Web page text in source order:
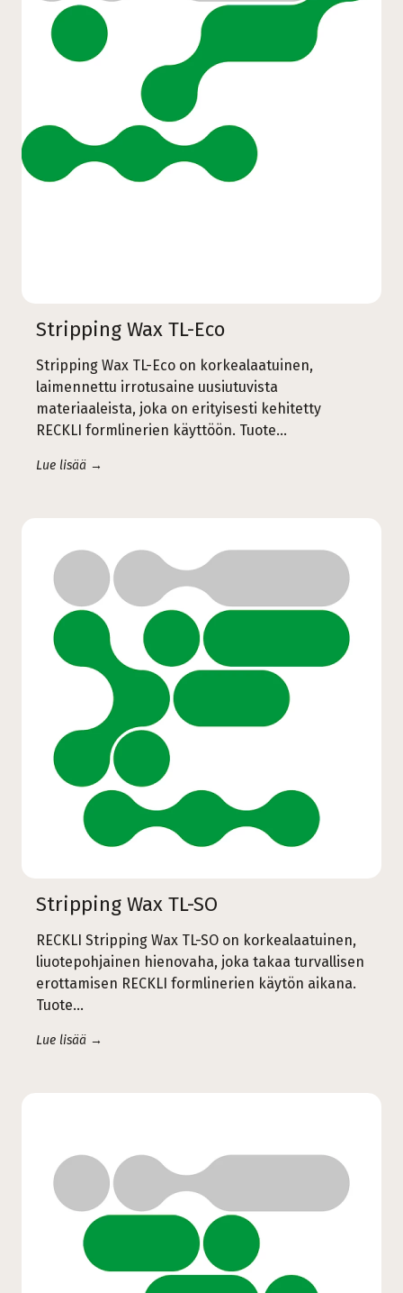
Stripping Wax TL-Eco
Stripping Wax TL-Eco on korkealaatuinen,
laimennettu irrotusaine uusiutuvista
materiaaleista, joka on erityisesti kehitetty
RECKLI formlinerien käyttöön. Tuote…
Lue lisää →
Stripping Wax TL-SO
RECKLI Stripping Wax TL-SO on korkealaatuinen,
liuotepohjainen hienovaha, joka takaa turvallisen
erottamisen RECKLI formlinerien käytön aikana.
Tuote…
Lue lisää →